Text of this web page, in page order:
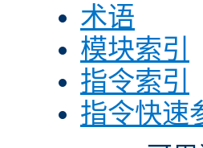
术语
模块索引
指令索引
指令快速